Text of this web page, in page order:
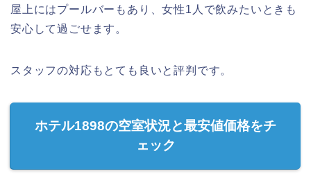
屋上にはプールバーもあり、女性1人で飲みたいときも
安心して過ごせます。
スタッフの対応もとても良いと評判です。
ホテル1898の空室状況と最安値価格をチ
ェック